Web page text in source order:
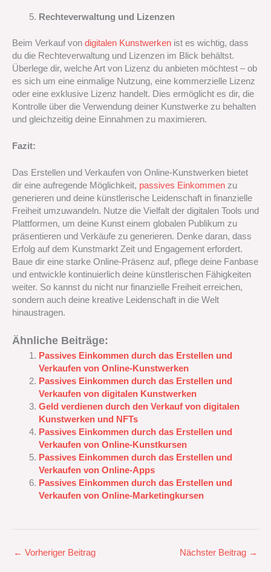
Rechteverwaltung und Lizenzen
Beim Verkauf von digitalen Kunstwerken ist es wichtig, dass
du die Rechteverwaltung und Lizenzen im Blick behältst.
Überlege dir, welche Art von Lizenz du anbieten möchtest – ob
es sich um eine einmalige Nutzung, eine kommerzielle Lizenz
oder eine exklusive Lizenz handelt. Dies ermöglicht es dir, die
Kontrolle über die Verwendung deiner Kunstwerke zu behalten
und gleichzeitig deine Einnahmen zu maximieren.
Fazit:
Das Erstellen und Verkaufen von Online-Kunstwerken bietet
dir eine aufregende Möglichkeit, passives Einkommen zu
generieren und deine künstlerische Leidenschaft in finanzielle
Freiheit umzuwandeln. Nutze die Vielfalt der digitalen Tools und
Plattformen, um deine Kunst einem globalen Publikum zu
präsentieren und Verkäufe zu generieren. Denke daran, dass
Erfolg auf dem Kunstmarkt Zeit und Engagement erfordert.
Baue dir eine starke Online-Präsenz auf, pflege deine Fanbase
und entwickle kontinuierlich deine künstlerischen Fähigkeiten
weiter. So kannst du nicht nur finanzielle Freiheit erreichen,
sondern auch deine kreative Leidenschaft in die Welt
hinaustragen.
Ähnliche Beiträge:
Passives Einkommen durch das Erstellen und
Verkaufen von Online-Kunstwerken
Passives Einkommen durch das Erstellen und
Verkaufen von digitalen Kunstwerken
Geld verdienen durch den Verkauf von digitalen
Kunstwerken und NFTs
Passives Einkommen durch das Erstellen und
Verkaufen von Online-Kunstkursen
Passives Einkommen durch das Erstellen und
Verkaufen von Online-Apps
Passives Einkommen durch das Erstellen und
Verkaufen von Online-Marketingkursen
← Vorheriger Beitrag Nächster Beitrag →